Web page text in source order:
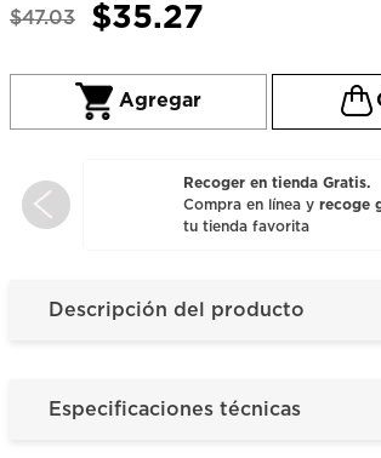
$47.03 $35.27
Recoger en tienda Gratis.
Compra en línea y recoge
tu tienda favorita
Descripción del producto
Especificaciones técnicas